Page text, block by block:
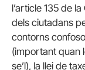
l’article 135 de
dels ciutadans
contorns
(important quan
se’l), la llei de